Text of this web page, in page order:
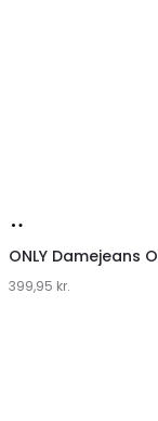
hos
Klædeskabet.dk
ONLY Damejeans
399,95 kr.